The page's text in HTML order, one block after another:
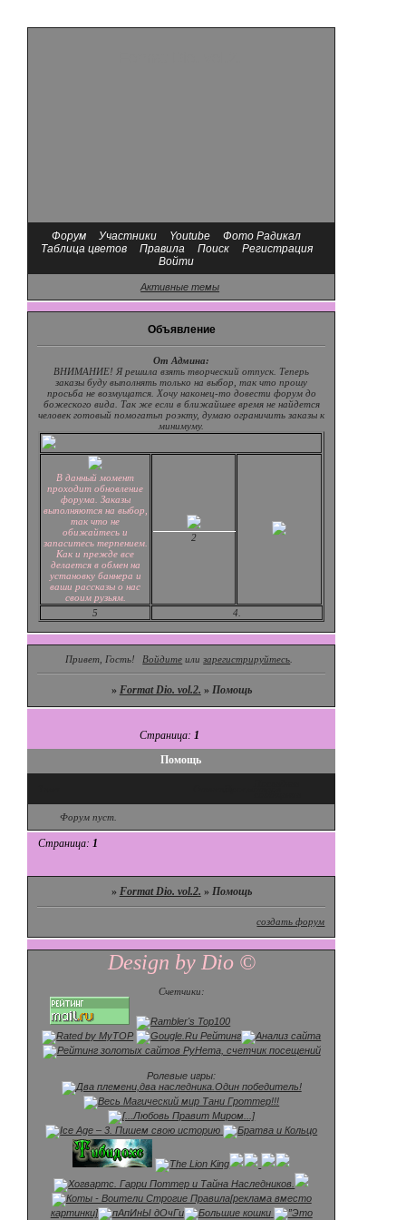
Форум Участники Youtube
Фото Радикал
Таблица цветов
Правила Поиск
Регистрация
Войти
Активные темы
Объявление
От Админа:
ВНИМАНИЕ! Я решила взять творческий отпуск. Теперь
заказы буду выполнять только на выбор, так что прошу
просьба не возмущатся. Хочу наконец-то довести форум до
божеского вида. Так же если в ближайшее время не найдется
человек готовый помогатьп роэкту, думаю ограничить заказы к
минимуму.
В данный момент
проходит обновление
форума. Заказы
выполняются на выбор,
так что не
обижайтесь и
запаситесь терпением.
Как и прежде все
делается в обмен на
установку баннера и
ваши рассказы о нас
своим рузьям.
2
5 4.
Привет, Гость! Войдите или зарегистрируйтесь
» Format Dio. vol.2. » Помощь
Помощь
Страница:1
Форум пуст.
Страница: 1
» Format Dio. vol.2. » Помощь
создать форум
Design by Dio ©
Счетчики:
Ролевые игры:
[реклама вместо
картинки]